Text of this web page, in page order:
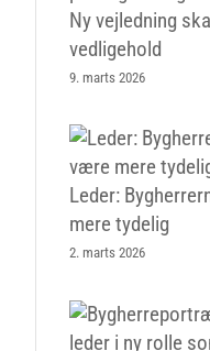
Ny vejledning
vedligehold
9. marts 2026
Leder:
mere tydelig
2. marts 2026